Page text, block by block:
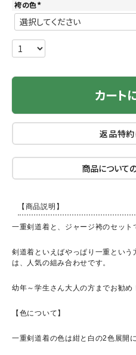
袴の色
(
必
須
)
カート
返品特約
商品について
【商品説明】
一重剣道着と、ジャージ袴のセット
剣道着といえばやっぱり一重とい
は、人気の組み合わせです。
幼年～学生さん大人の方までお勧め
【色について】
一重剣道着の色は紺と白の2色展開